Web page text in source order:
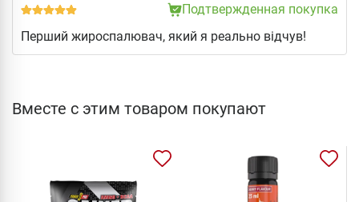
Подтвержденная покупка
Перший жироспалювач, який я реально відчув!
Вместе с этим товаром покупают